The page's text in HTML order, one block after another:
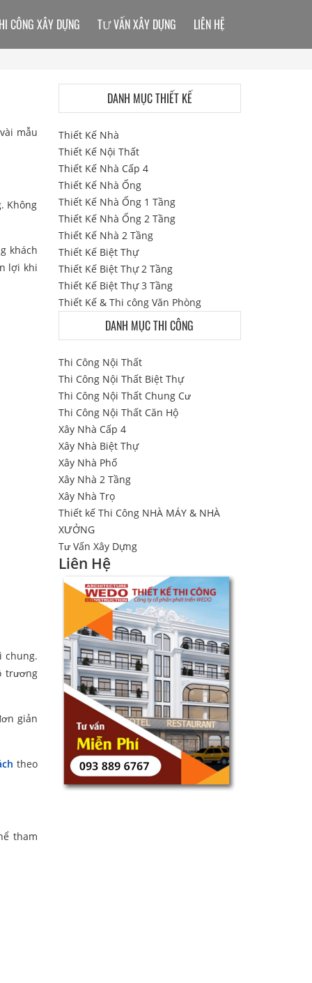
mẫu
Không
khách
lợi khi
chung.
trương
giản
theo
tham
CÔNG XÂY DỰNG TƯ VẤN XÂY DỰNG LIÊN HỆ
DANH MỤC THIẾT KẾ
Thiết Kế Nhà
Thiết Kế Nội Thất
Thiết Kế Nhà Cấp 4
Thiết Kế Nhà Ống
Thiết Kế Nhà Ống 1 Tầng
Thiết Kế Nhà Ống 2 Tầng
Thiết Kế Nhà 2 Tầng
Thiết Kế Biệt Thự
Thiết Kế Biệt Thự 2 Tầng
Thiết Kế Biệt Thự 3 Tầng
Thiết Kế & Thi công Văn Phòng
DANH MỤC THI CÔNG
Thi Công Nội Thất
Thi Công Nội Thất Biệt Thự
Thi Công Nội Thất Chung Cư
Thi Công Nội Thất Căn Hộ
Xây Nhà Cấp 4
Xây Nhà Biệt Thự
Xây Nhà Phố
Xây Nhà 2 Tầng
Xây Nhà Trọ
Thiết kế Thi Công NHÀ MÁY & NHÀ
XƯỞNG
Tư Vấn Xây Dựng
Liên Hệ